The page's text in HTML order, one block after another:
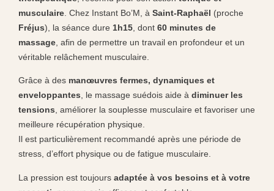
musculaire . Chez Instant Bo’M, à Saint-Raphaël (proche
Fréjus), la séance dure 1h15 , dont 60 minutes de
massage , afin de permettre un travail en profondeur et un
véritable relâchement musculaire.
Grâce à des manœuvres fermes, dynamiques et
enveloppantes, le massage suédois aide à diminuer les
tensions, améliorer la souplesse musculaire et favoriser une
meilleure récupération physique.
Il est particulièrement recommandé après une période de
stress, d’effort physique ou de fatigue musculaire.
La pression est toujours adaptée à vos besoins et à votre